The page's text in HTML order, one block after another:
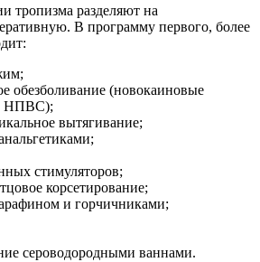
тропизма разделяют на
В программу первого, более
обезболивание (новокаиновые
НПВС);
вытягивание;
стимуляторов;
корсетирование;
и горчичниками;
сероводородными ваннами.